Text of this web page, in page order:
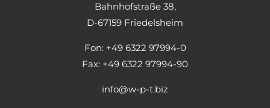
Bahnhofstraße 38,
D-67159 Friedelsheim
Fon: +49 6322 97994-0
Fax: +49 6322 97994-90
info@w-p-t.biz